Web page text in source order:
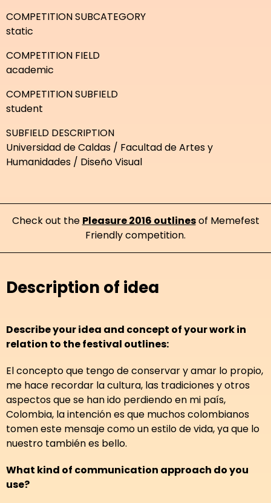
COMPETITION SUBCATEGORY
static
COMPETITION FIELD
academic
COMPETITION SUBFIELD
student
SUBFIELD DESCRIPTION
Universidad de Caldas / Facultad de Artes y
Humanidades / Diseño Visual
Check out the Pleasure 2016 outlinesof Memefest
Friendly competition.
Description of idea
Describe your idea and concept of your work in
relation to the festival outlines:
El concepto que tengo de conservar y amar lo propio,
me hace recordar la cultura, las tradiciones y otros
aspectos que se han ido perdiendo en mi país,
Colombia, la intención es que muchos colombianos
tomen este mensaje como un estilo de vida, ya que lo
nuestro también es bello.
What kind of communication approach do you
use?